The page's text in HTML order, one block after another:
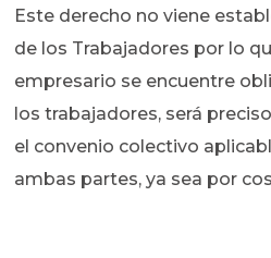
Este derecho no viene
de los Trabajadores por lo
empresario se encuentre
los trabajadores, será
el convenio colectivo
ambas partes, ya sea por